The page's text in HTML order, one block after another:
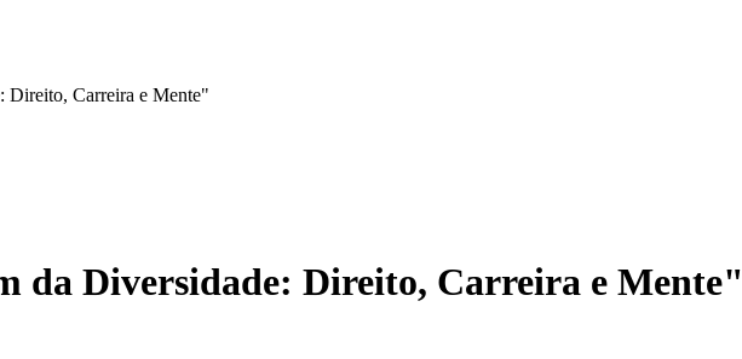
Direito, Carreira e Mente"
da Diversidade: Direito, Carreira e Mente"